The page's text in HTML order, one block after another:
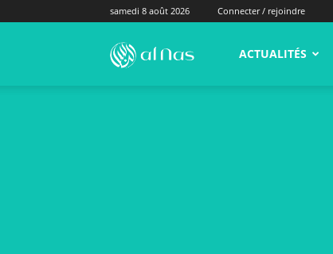
samedi 8 août 2026 Connecter / rejoindre
alNas.fr ACTUALITÉS